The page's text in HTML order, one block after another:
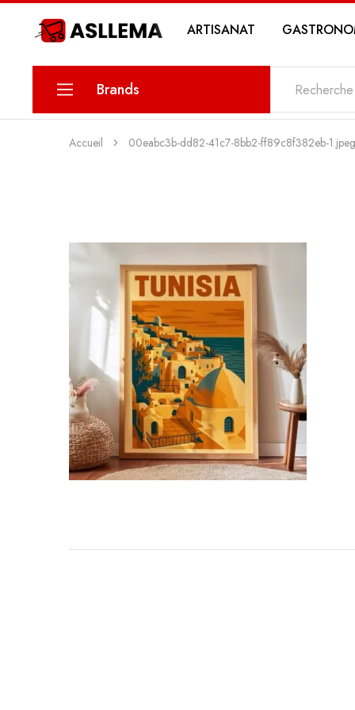
Asllema ARTISANAT
Brands
KARINA
THE DATE
MY SWEETS PASTRY
MY STORY COSMETICS
TARKIBA
TO7FA
TANIT
TAKALIDNA
RAWNAQ
Accueil 00eabc3b-dd82-41c7-8bb2-ff89c8f382eb-1.jpeg